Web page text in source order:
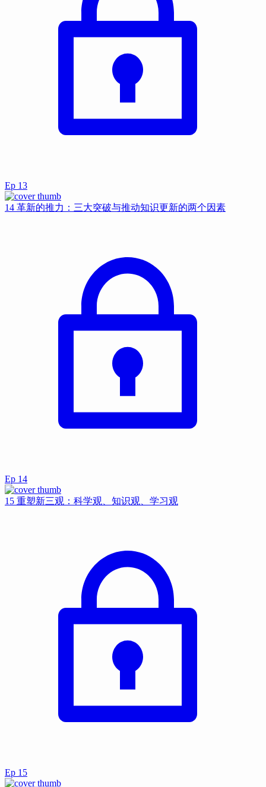
Ep 13
14 革新的推力：三大突破与推动知识更新的两个因素
Ep 14
15 重塑新三观：科学观、知识观、学习观
Ep 15